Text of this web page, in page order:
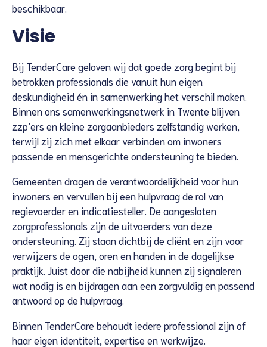
beschikbaar.
Visie
Bij TenderCare geloven wij dat goede zorg begint bij
betrokken professionals die vanuit hun eigen
deskundigheid én in samenwerking het verschil maken.
Binnen ons samenwerkingsnetwerk in Twente blijven
zzp’ers en kleine zorgaanbieders zelfstandig werken,
terwijl zij zich met elkaar verbinden om inwoners
passende en mensgerichte ondersteuning te bieden.
Gemeenten dragen de verantwoordelijkheid voor hun
inwoners en vervullen bij een hulpvraag de rol van
regievoerder en indicatiesteller. De aangesloten
zorgprofessionals zijn de uitvoerders van deze
ondersteuning. Zij staan dichtbij de cliënt en zijn voor
verwijzers de ogen, oren en handen in de dagelijkse
praktijk. Juist door die nabijheid kunnen zij signaleren
wat nodig is en bijdragen aan een zorgvuldig en passend
antwoord op de hulpvraag.
Binnen TenderCare behoudt iedere professional zijn of
haar eigen identiteit, expertise en werkwijze.